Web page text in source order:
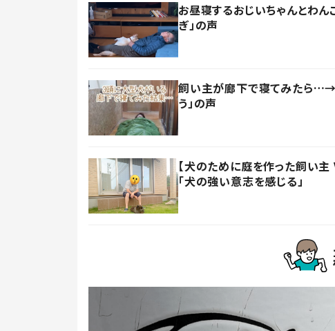
お昼寝するおじいちゃんとわん
ぎ」の声
飼い主が廊下で寝てみたら…→
う」の声
【犬のために庭を作った飼い
「犬の強い意志を感じる」